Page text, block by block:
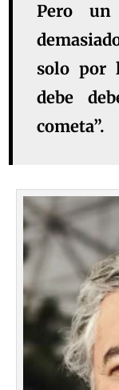
Pero
solo por
debe
cometa”.